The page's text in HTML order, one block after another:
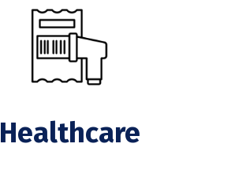
Healthcare